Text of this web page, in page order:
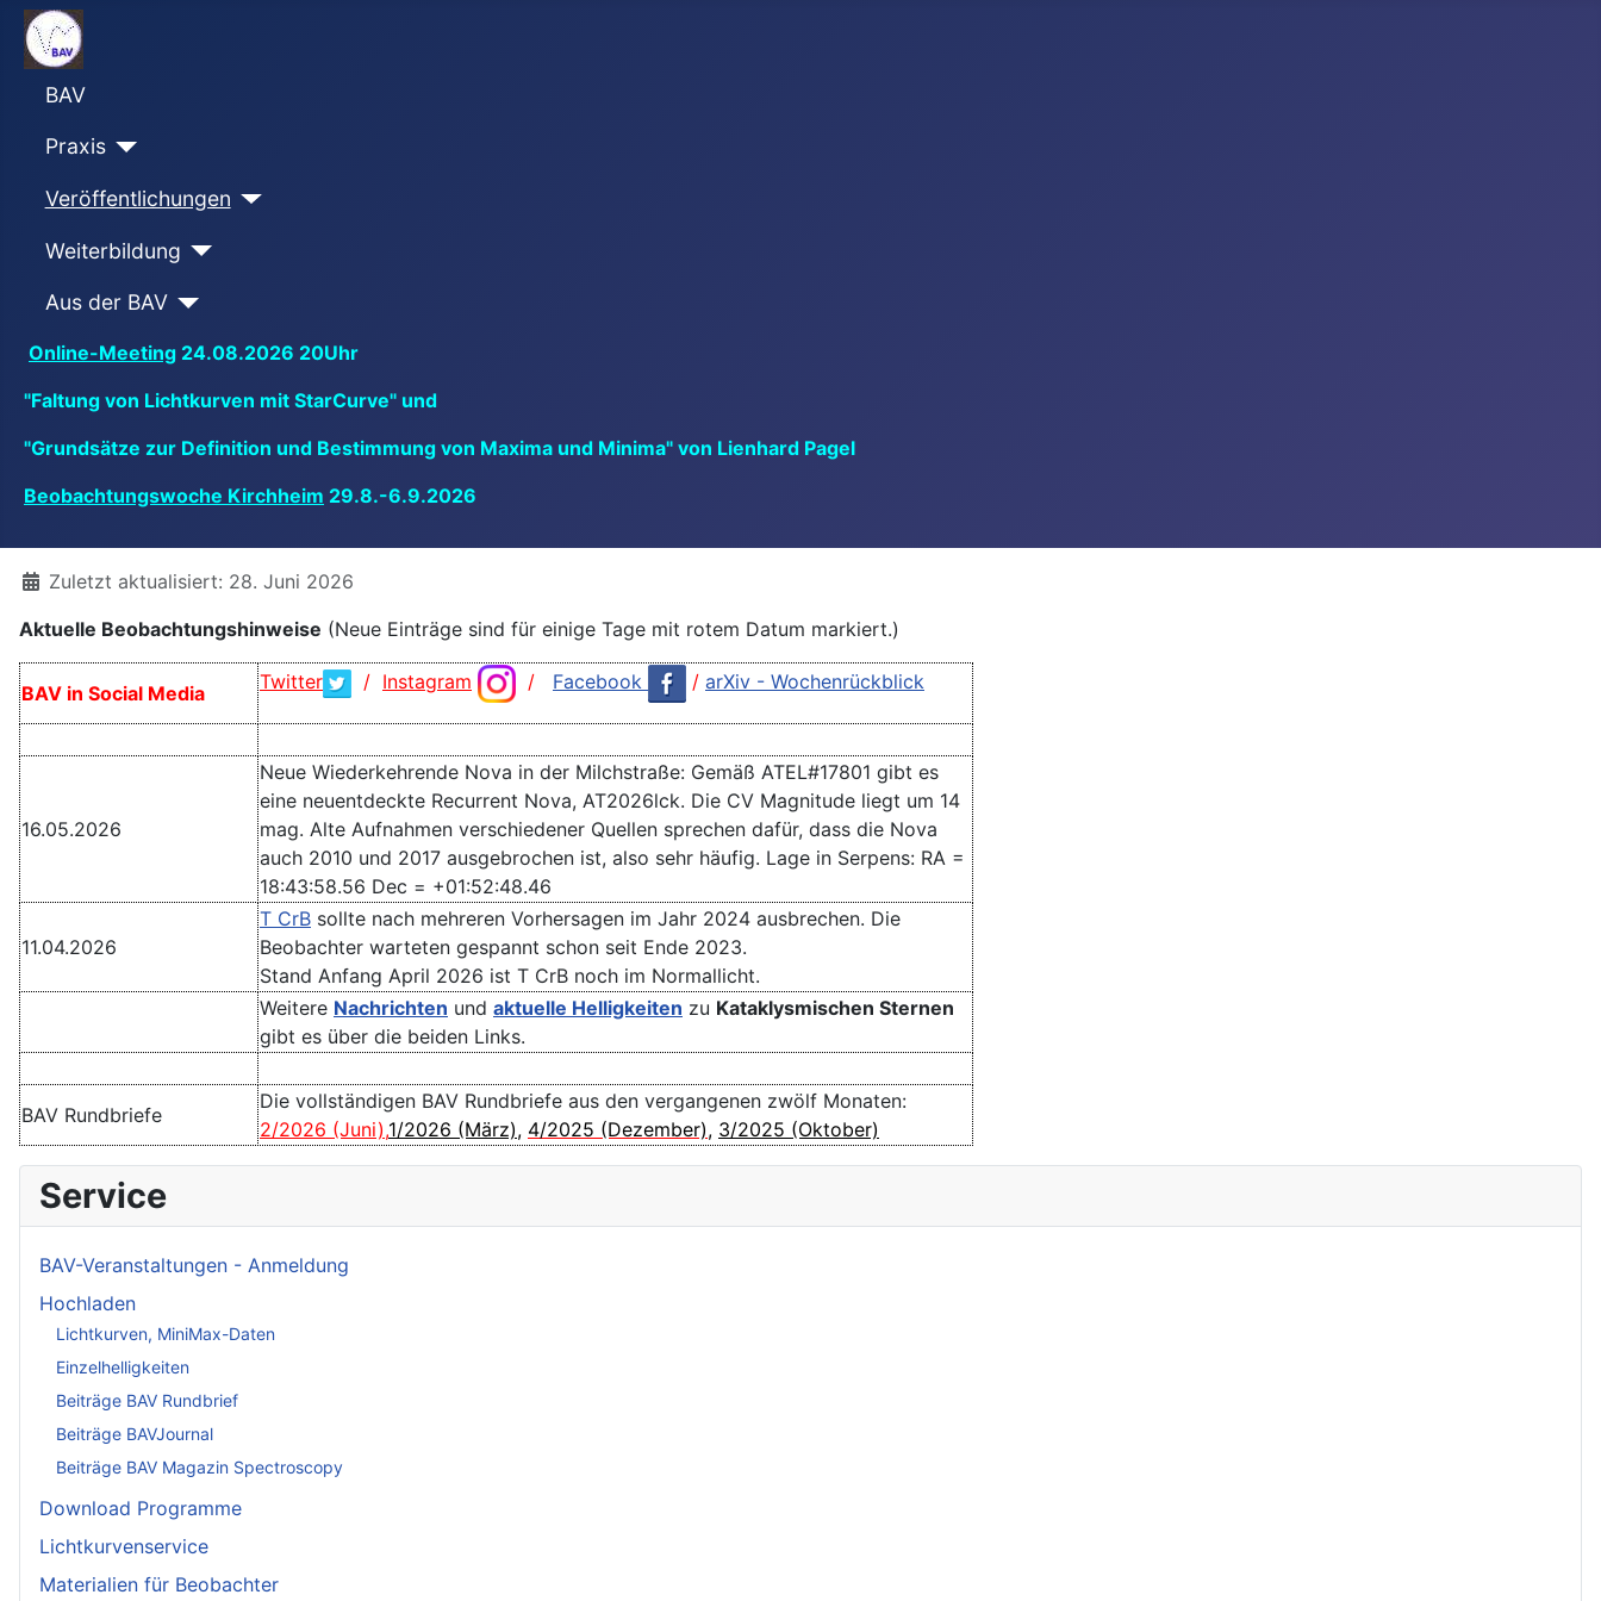
BAV
Praxis
Veröffentlichungen
Weiterbildung
Aus der BAV
Online-Meeting 24.08.2026 20Uhr
"Faltung von Lichtkurven mit StarCurve" und
"Grundsätze zur Definition und Bestimmung von Maxima und Minima" von Lienhard Pagel
Beobachtungswoche Kirchheim 29.8.-6.9.2026
DetailsZuletzt aktualisiert: 28. Juni 2026
Aktuelle Beobachtungshinweise (Neue Einträge sind für einige Tage mit rotem Datum markiert.)
BAV in Social Media Twitter / Instagram / Facebook / arXiv - Wochenrückblick
16.05.2026
Neue Wiederkehrende Nova in der Milchstraße: Gemäß ATEL#17801 gibt es
eine neuentdeckte Recurrent Nova, AT2026lck. Die CV Magnitude liegt um 14
mag. Alte Aufnahmen verschiedener Quellen sprechen dafür, dass die Nova
auch 2010 und 2017 ausgebrochen ist, also sehr häufig. Lage in Serpens: RA =
18:43:58.56 Dec = +01:52:48.46
11.04.2026
T CrB sollte nach mehreren Vorhersagen im Jahr 2024 ausbrechen. Die
Beobachter warteten gespannt schon seit Ende 2023.
Stand Anfang April 2026 ist T CrB noch im Normallicht.
Weitere Nachrichten und aktuelle Helligkeiten zu Kataklysmischen Sternen
gibt es über die beiden Links.
BAV Rundbriefe
Die vollständigen BAV Rundbriefe aus den vergangenen zwölf Monaten:
2/2026 (Juni),1/2026 (März), 4/2025 (Dezember), 3/2025 (Oktober)
Service
BAV-Veranstaltungen - Anmeldung
Hochladen
Lichtkurven, MiniMax-Daten
Einzelhelligkeiten
Beiträge BAV Rundbrief
Beiträge BAVJournal
Beiträge BAV Magazin Spectroscopy
Download Programme
Lichtkurvenservice
Materialien für Beobachter